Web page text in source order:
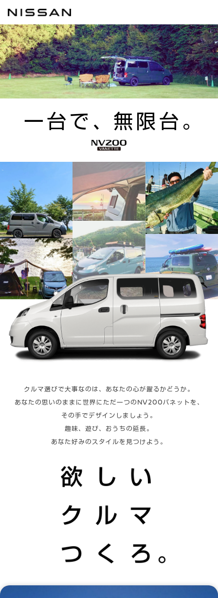
一台で、無限台。
クルマ選びで大事なのは、あなたの心が躍るかどうか。
あなたの思いのままに世界にただ一つのNV200バネットを、
その手でデザインしましょう。
趣味、遊び、おうちの延長。
あなた好みのスタイルを見つけよう。